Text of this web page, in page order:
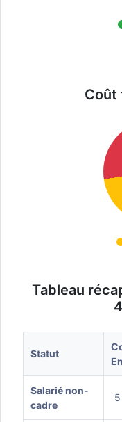
Coût
Tableau
Statut
Salarié non-
cadre